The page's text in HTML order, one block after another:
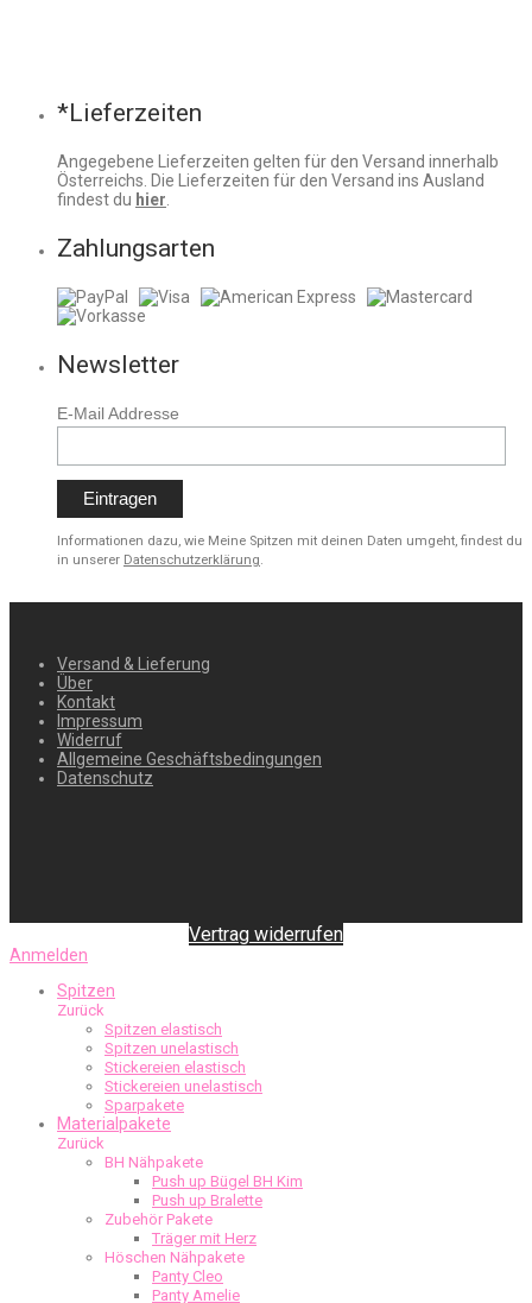
*Lieferzeiten
Angegebene Lieferzeiten gelten für den Versand innerhalb
Österreichs. Die Lieferzeiten für den Versand ins Ausland
findest du hier.
Zahlungsarten
Newsletter
E-Mail Addresse
Informationen dazu, wie Meine Spitzen mit deinen Daten umgeht, findest du
in unserer Datenschutzerklärung.
Versand & Lieferung
Über
Kontakt
Impressum
Widerruf
Allgemeine Geschäftsbedingungen
Datenschutz
Vertrag widerrufen
Anmelden
Spitzen
Zurück
Spitzen elastisch
Spitzen unelastisch
Stickereien elastisch
Stickereien unelastisch
Sparpakete
Materialpakete
Zurück
BH Nähpakete
Push up Bügel BH Kim
Push up Bralette
Zubehör Pakete
Träger mit Herz
Höschen Nähpakete
Panty Cleo
Panty Amelie